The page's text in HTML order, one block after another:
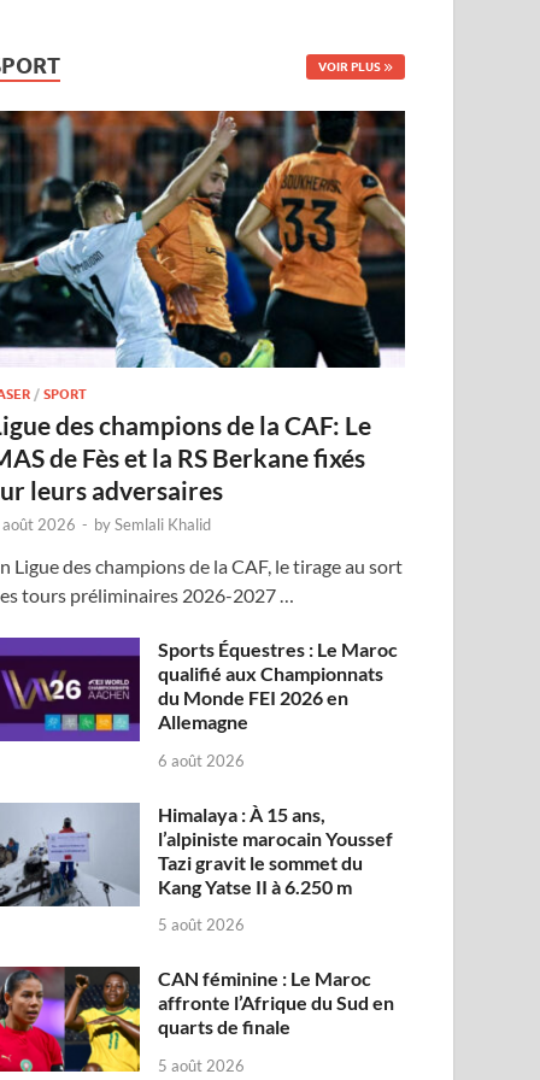
VOIR PLUS
/SPORT
des champions de la CAF: Le
de Fès et la RS Berkane fixés
leurs adversaires
2026 - bySemlali Khalid
Ligue des champions de la CAF, le tirage au sort
tours préliminaires 2026-2027 …
Sports Équestres : Le Maroc
qualifié aux Championnats
du Monde FEI 2026 en
Allemagne
6 août 2026
Himalaya : À 15 ans,
l’alpiniste marocain Youssef
Tazi gravit le sommet du
Kang Yatse II à 6.250 m
5 août 2026
CAN féminine : Le Maroc
affronte l’Afrique du Sud en
quarts de finale
5 août 2026